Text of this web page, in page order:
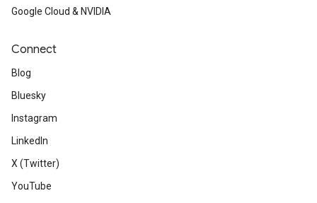
Google Cloud & NVIDIA
Connect
Blog
Bluesky
Instagram
LinkedIn
X (Twitter)
YouTube